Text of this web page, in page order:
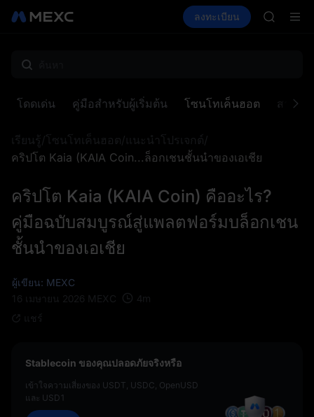
สปอต ฟิวเจอร์ส UNITREE
ลงทะเบียน
SKYAI
สมัครส
โดดเด่น คู่มือสำหรับผู้เริ่มต้น โซนโทเค็นฮอต สารา
เรียนรู้ /โซนโทเค็นฮอต/ แนะนำโปรเจกต์/
คริปโต Kaia (KAIA Coin...ล็อกเชนชั้นนำของเอเชีย
คริปโต Kaia (KAIA Coin) คืออะไร?
คู่มือฉบับสมบูรณ์สู่แพลตฟอร์มบล็อกเชน
ชั้นนำของเอเชีย
ผู้เขียน: MEXC
16 เมษายน 2026 MEXC 4 m
แชร์
Stablecoin ของคุณปลอดภัยจริงหรือ
เข้าใจความเสี่ยงของ USDT, USDC, OpenUSD
และ USD1